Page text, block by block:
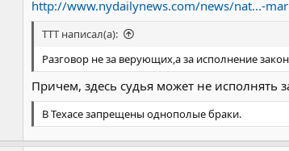
http://www.nydailynews.com/news/nat...-
TTT написал(а):
Разговор не за верующих,а за исполнение
Причем, здесь судья может не исполнять
В Техасе запрещены однополые браки.